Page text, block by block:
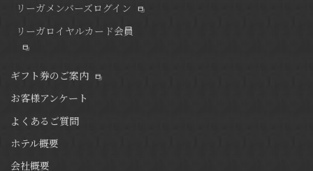
リーガメンバーズログイン
リーガロイヤルカード会員
ギフト券のご案内
お客様アンケート
よくあるご質問
ホテル概要
会社概要